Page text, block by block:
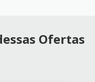
Ofertas